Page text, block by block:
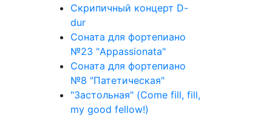
Скрипичный концерт D-
dur
Соната для фортепиано
№23 "Appassionata"
Соната для фортепиано
№8 "Патетическая"
"Застольная" (Come fill, fill,
my good fellow!)